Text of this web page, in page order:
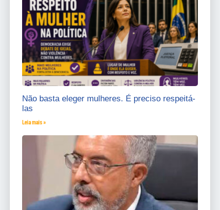
Não basta eleger mulheres. É preciso respeitá-
las
Leia mais »